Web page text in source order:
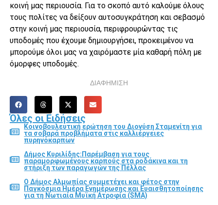
κοινή μας περιουσία. Για το σκοπό αυτό καλούμε όλους
τους πολίτες να δείξουν αυτοσυγκράτηση και σεβασμό
στην κοινή μας περιουσία, περιφρουρώντας τις
υποδομές που έχουμε δημιουργήσει, προκειμένου να
μπορούμε όλοι μας να χαιρόμαστε μία καθαρή πόλη με
όμορφες υποδομές.
ΔΙΑΦΗΜΙΣΗ
Όλες οι Ειδήσεις
Κοινοβουλευτική ερώτηση του Διονύση Σταμενίτη για
τα σοβαρά προβλήματα στις καλλιέργειες
πυρηνόκαρπων
Δήμος Κυριλίδης:Παρέμβαση για τους
παραμορφωμένους καρπούς στα ροδάκινα και τη
στήριξη των παραγωγών της Πέλλας
Ο Δήμος Αλμωπίας συμμετέχει και φέτος στην
Παγκόσμια Ημέρα Ενημέρωσης και Ευαισθητοποίησης
για τη Νωτιαία Μυϊκή Ατροφία (SMA)